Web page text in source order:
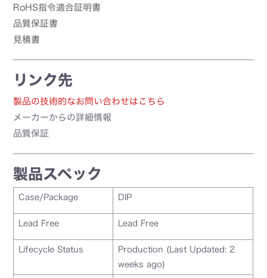
RoHS指令適合証明書
品質保証書
見積書
リンク先
製品の技術的なお問い合わせはこちら
メーカーからの詳細情報
品質保証
製品スペック
Case/Package DIP
Lead Free Lead Free
Lifecycle Status
Production (Last Updated: 2
weeks ago)